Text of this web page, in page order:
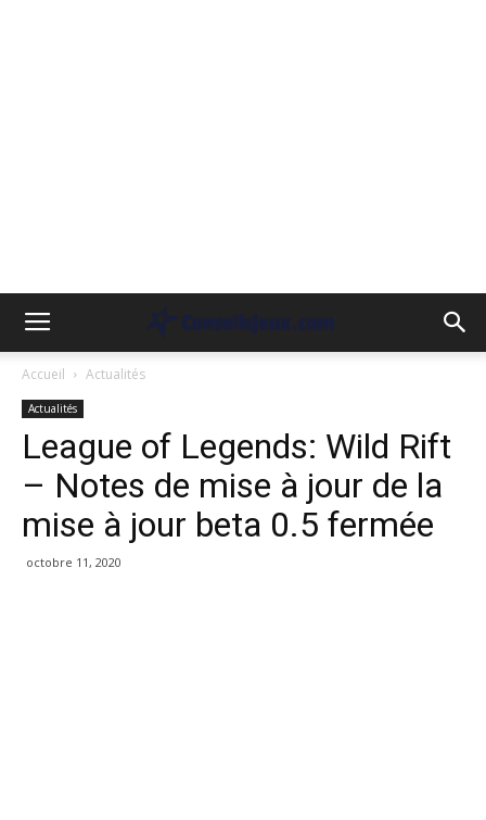
Accueil Actualités
Actualités
League of Legends: Wild Rift
– Notes de mise à jour de la
mise à jour beta 0.5 fermée
octobre 11, 2020